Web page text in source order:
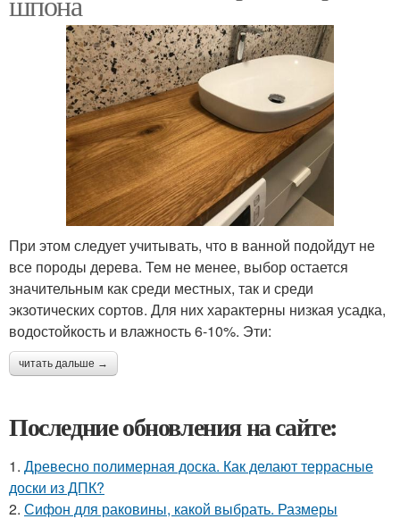
При этом следует учитывать, что в ванной подойдут не
все породы дерева. Тем не менее, выбор остается
значительным как среди местных, так и среди
экзотических сортов. Для них характерны низкая усадка,
водостойкость и влажность 6-10%. Эти:
читать дальше →
Последние обновления на сайте:
1. Древесно полимерная доска. Как делают террасные
доски из ДПК?
2. Сифон для раковины, какой выбрать. Размеры